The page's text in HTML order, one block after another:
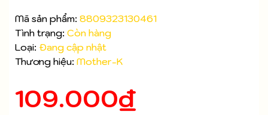
Mã sản phẩm: 8809323130461
Tình trạng: Còn hàng
Loại: Đang cập nhật
Thương hiệu: Mother-K
109.000₫